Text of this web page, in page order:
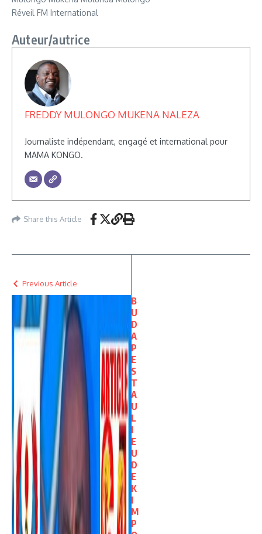
Réveil FM International
Auteur/autrice
FREDDY MULONGO MUKENA NALEZA
Journaliste indépendant, engagé et international pour
MAMA KONGO.
Share this Article
Previous Article
B
U
D
A
P
E
S
T
A
U
L
I
E
U
D
E
K
I
M
P